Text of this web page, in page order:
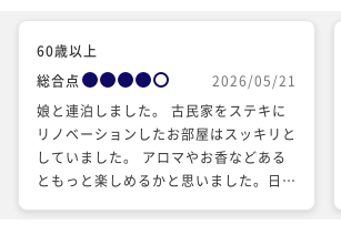
60歳以上
総合点
2026/05/21
娘と連泊しました。 古民家をステキに
リノベーションしたお部屋はスッキリと
していました。 アロマやお香などある
ともっと楽しめるかと思いました。日本